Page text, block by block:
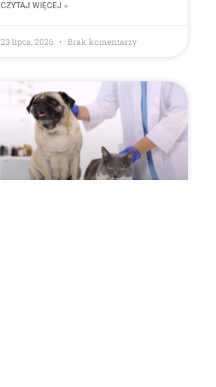
CZYTAJ WIĘCEJ »
23 lipca, 2026 Brak komentarzy